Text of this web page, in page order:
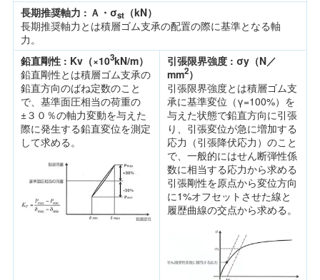
長期推奨軸力 : Ａ・σst（kN）
長期推奨軸力とは積層ゴム支承の配置の際に基準となる軸
力。
鉛直剛性 : Kv（×103kN/m）
鉛直剛性とは積層ゴム支承の
鉛直方向のばね定数のこと
で、基準面圧相当の荷重の
±３０％の軸力変動を与えた
際に発生する鉛直変位を測定
して求める。
引張限界強度 : σy（N／
mm2）
引張限界強度とは積層ゴム支
承に基準変位（γ=100%）を
与えた状態で鉛直方向に引張
り、引張変位が急に増加する
応力（引張降伏応力）のこと
で、一般的にはせん断弾性係
数に相当する応力から求める
引張剛性を原点から変位方向
に1%オフセットさせた線と
履歴曲線の交点から求める。